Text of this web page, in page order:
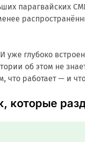
парагвайских
уже глубоко
об этом не
что работает — и
которые